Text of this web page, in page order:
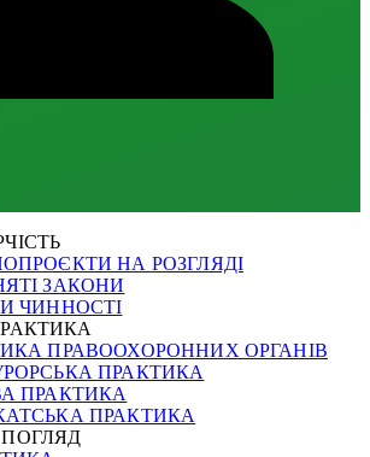
НА РОЗГЛЯДІ
ЗАКОНИ
ЧИННОСТІ
ПРАВООХОРОННИХ ОРГАНІВ
ПРАКТИКА
ПРАКТИКА
ПРАКТИКА